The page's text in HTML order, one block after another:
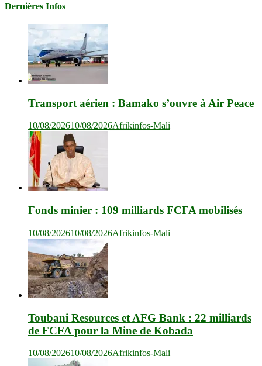
Dernières Infos
Transport aérien : Bamako s’ouvre à Air Peace
10/08/202610/08/2026Afrikinfos-Mali
Fonds minier : 109 milliards FCFA mobilisés
10/08/202610/08/2026Afrikinfos-Mali
Toubani Resources et AFG Bank : 22 milliards
de FCFA pour la Mine de Kobada
10/08/202610/08/2026Afrikinfos-Mali